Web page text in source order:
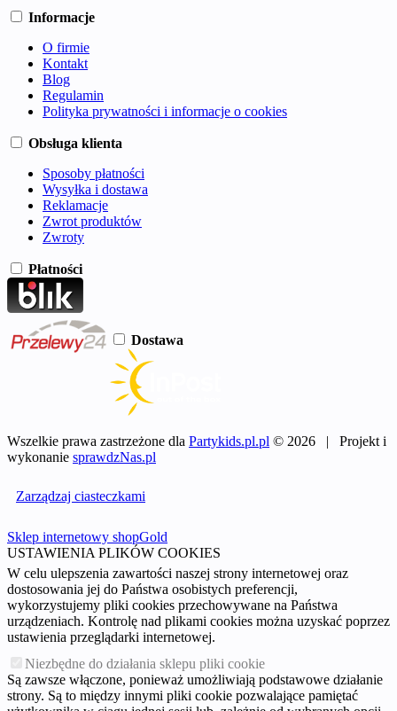
Informacje
O firmie
Kontakt
Blog
Regulamin
Polityka prywatności i informacje o cookies
Obsługa klienta
Sposoby płatności
Wysyłka i dostawa
Reklamacje
Zwrot produktów
Zwroty
Płatności
Dostawa
Wszelkie prawa zastrzeżone dla Partykids.pl.pl © 2026 | Projekt i
wykonanie sprawdzNas.pl
Zarządzaj ciasteczkami
Sklep internetowy shopGold
USTAWIENIA PLIKÓW COOKIES
W celu ulepszenia zawartości naszej strony internetowej oraz
dostosowania jej do Państwa osobistych preferencji,
wykorzystujemy pliki cookies przechowywane na Państwa
urządzeniach. Kontrolę nad plikami cookies można uzyskać poprzez
ustawienia przeglądarki internetowej.
Niezbędne do działania sklepu pliki cookie
Są zawsze włączone, ponieważ umożliwiają podstawowe działanie
strony. Są to między innymi pliki cookie pozwalające pamiętać